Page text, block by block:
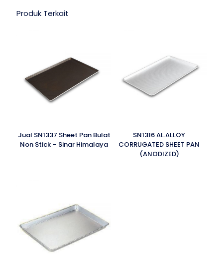
Produk Terkait
Jual SN1337 Sheet Pan Bulat
Non Stick – Sinar Himalaya
SN1316 AL.ALLOY
CORRUGATED SHEET PAN
(ANODIZED)